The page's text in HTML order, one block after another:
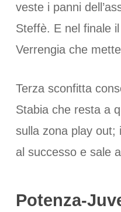
veste i panni
Steffè. E nel finale
Verrengia che
Terza sconfitta
Stabia che resta a
sulla zona play out;
al successo e sale
Potenza-